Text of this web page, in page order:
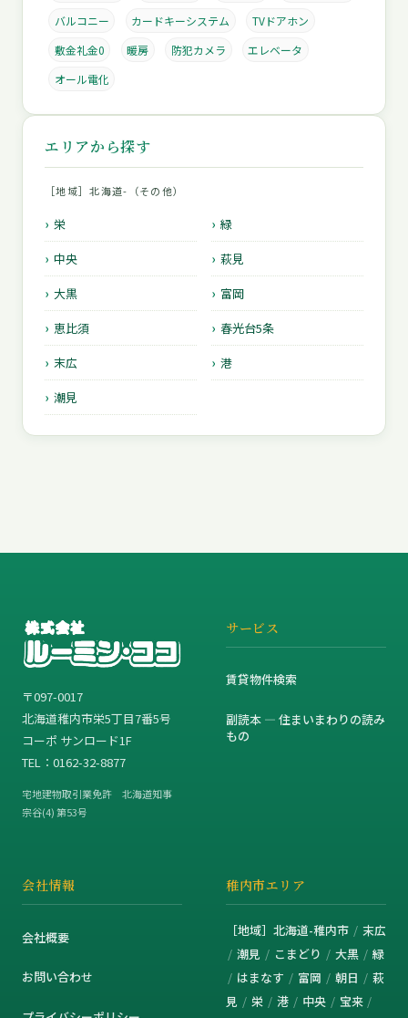
バルコニー
カードキーシステム
TVドアホン
敷金礼金0
暖房 防犯カメラ
エレベータ
オール電化
エリアから探す
［地域］北海道-（その他）
栄
緑
中央
萩見
大黒
富岡
恵比須
春光台5条
末広
港
潮見
〒097-0017
北海道稚内市栄5丁目7番5号
コーポ サンロード1F
TEL：0162-32-8877
宅地建物取引業免許 北海道知事
宗谷(4) 第53号
サービス
賃貸物件検索
副読本 — 住まいまわりの読み
もの
会社情報
会社概要
お問い合わせ
稚内市エリア
［地域］北海道-稚内市
末広
潮見
こまどり 大黒
緑
はまなす
富岡 朝日
萩
見
栄 港 中央
宝来